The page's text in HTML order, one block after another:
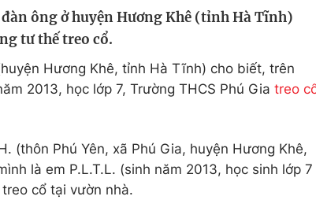
Thị trường
ông ở huyện Hương Khê (tỉnh Hà Tĩnh)
tư thế treo cổ.
Hương Khê, tỉnh Hà Tĩnh) cho biết, trên
2013, học lớp 7, Trường THCS Phú Gia treo
(thôn Phú Yên, xã Phú Gia, huyện Hương Khê,
là em P.L.T.L. (sinh năm 2013, học sinh lớp 7
cổ tại vườn nhà.